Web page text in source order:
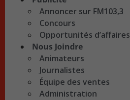
Annoncer sur FM103,3
Concours
Opportunités d’affaires
Nous Joindre
Animateurs
Journalistes
Équipe des ventes
Administration